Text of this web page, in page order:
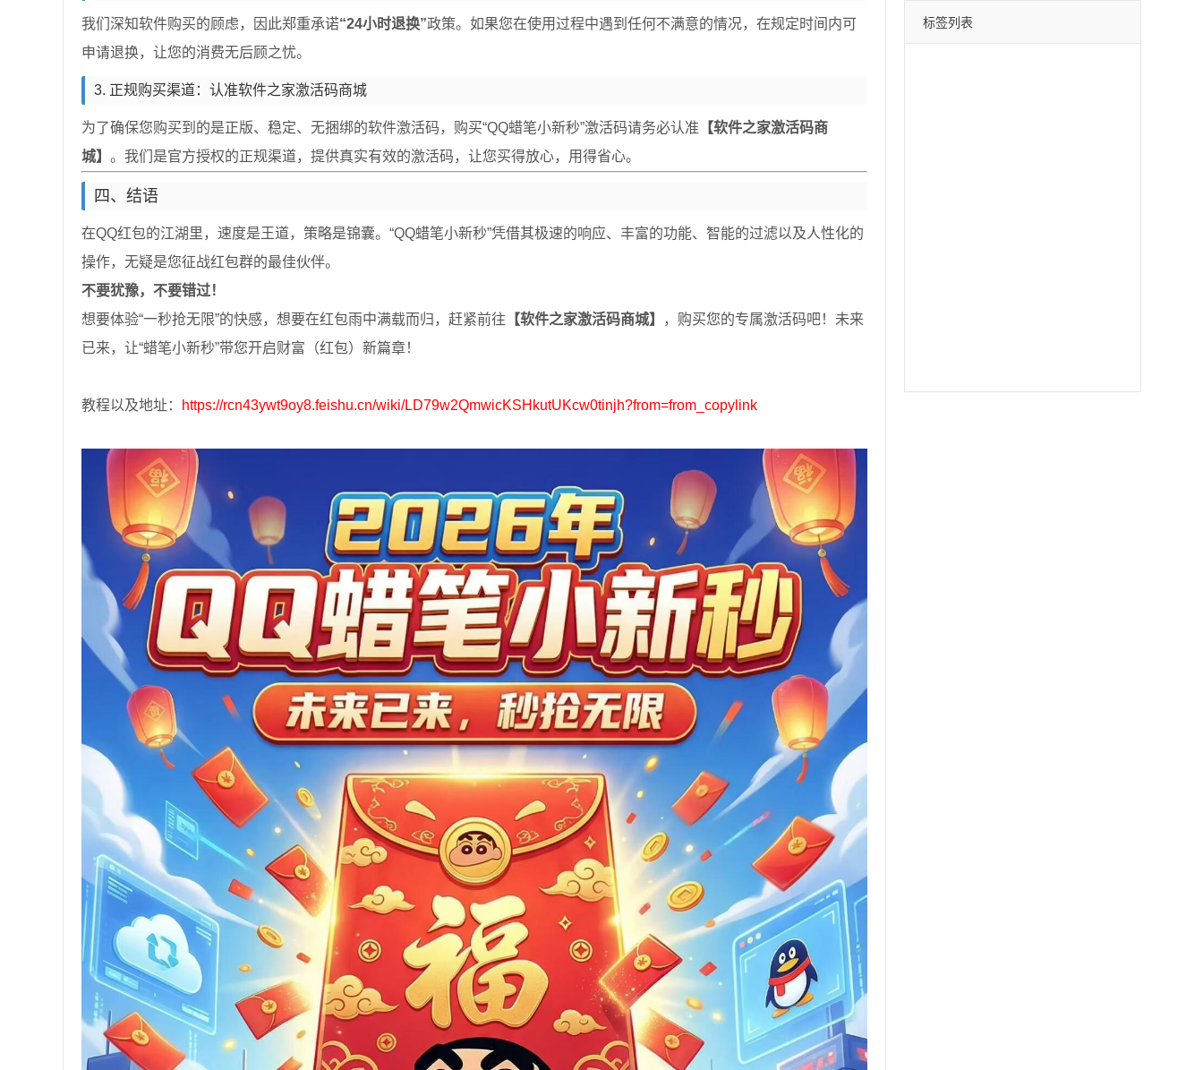
我们深知软件购买的顾虑，因此郑重承诺“24小时退换”政策。如果您在使用过程中遇到任何不满意的情况，在规定时间内可
申请退换，让您的消费无后顾之忧。
3. 正规购买渠道：认准软件之家激活码商城
为了确保您购买到的是正版、稳定、无捆绑的软件激活码，购买“QQ蜡笔小新秒”激活码请务必认准 【软件之家激活码商
城】 。我们是官方授权的正规渠道，提供真实有效的激活码，让您买得放心，用得省心。
四、结语
在QQ红包的江湖里，速度是王道，策略是锦囊。“QQ蜡笔小新秒”凭借其极速的响应、丰富的功能、智能的过滤以及人性化的
操作，无疑是您征战红包群的最佳伙伴。
不要犹豫，不要错过！
想要体验“一秒抢无限”的快感，想要在红包雨中满载而归，赶紧前往 【软件之家激活码商城】
，购买您的专属激活码吧！未来
已来，让“蜡笔小新秒”带您开启财富（红包）新篇章！
教程以及地址： https://rcn43ywt9oy8.feishu.cn/wiki/LD79w2QmwicKSHkutUKcw0tinjh?from=from_copylink
标签列表